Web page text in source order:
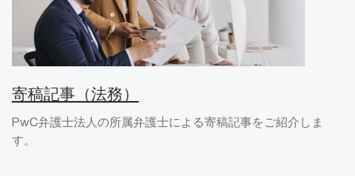
寄稿記事（法務）
PwC弁護士法人の所属弁護士による寄稿記事をご紹介しま
す。